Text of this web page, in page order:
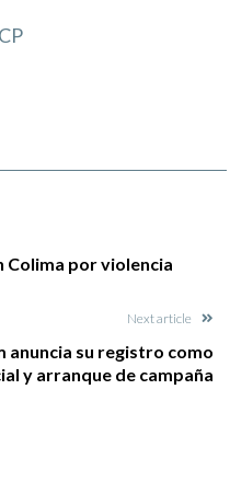
Colima por violencia
Next article
anuncia su registro como
y arranque de campaña